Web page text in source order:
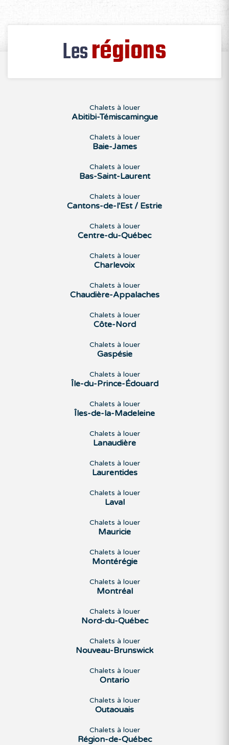
Lesrégions
Chalets à louer
Abitibi-Témiscamingue
Chalets à louer
Baie-James
Chalets à louer
Bas-Saint-Laurent
Chalets à louer
Cantons-de-l'Est / Estrie
Chalets à louer
Centre-du-Québec
Chalets à louer
Charlevoix
Chalets à louer
Chaudière-Appalaches
Chalets à louer
Côte-Nord
Chalets à louer
Gaspésie
Chalets à louer
Île-du-Prince-Édouard
Chalets à louer
Îles-de-la-Madeleine
Chalets à louer
Lanaudière
Chalets à louer
Laurentides
Chalets à louer
Laval
Chalets à louer
Mauricie
Chalets à louer
Montérégie
Chalets à louer
Montréal
Chalets à louer
Nord-du-Québec
Chalets à louer
Nouveau-Brunswick
Chalets à louer
Ontario
Chalets à louer
Outaouais
Chalets à louer
Région-de-Québec